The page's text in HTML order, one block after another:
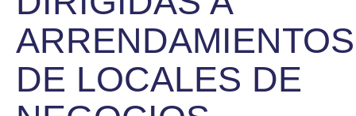
ARRENDAMIENTOS
DE LOCALES DE